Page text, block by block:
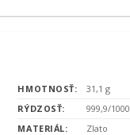
HMOTNOSŤ:
31,1 g
RÝDZOSŤ:
999,9/1000
MATERIÁL:
Zlato